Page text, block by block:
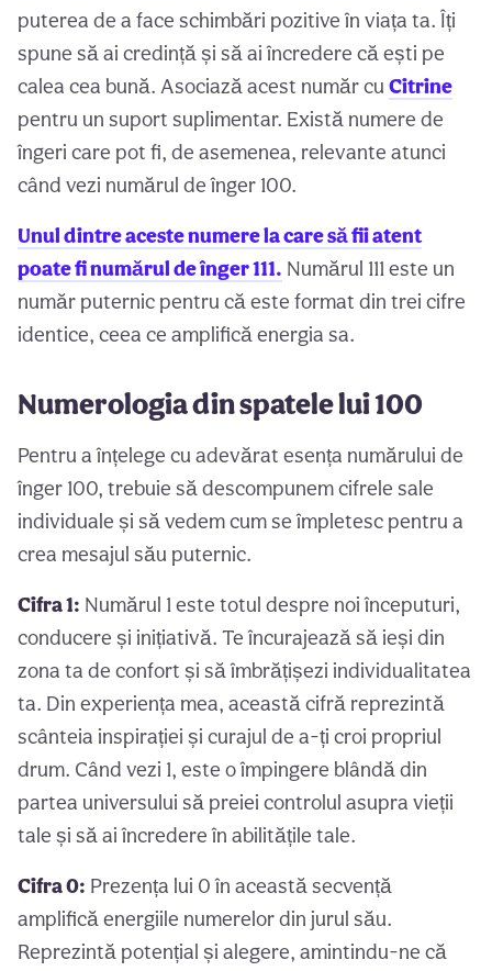
puterea de a face schimbări pozitive în viața ta. Îți
spune să ai credință și să ai încredere că ești pe
calea cea bună. Asociază acest număr cu Citrine
pentru un suport suplimentar. Există numere de
îngeri care pot fi, de asemenea, relevante atunci
când vezi numărul de înger 100.
Unul dintre aceste numere la care să fii atent
poate fi numărul de înger 111. Numărul 111 este un
număr puternic pentru că este format din trei cifre
identice, ceea ce amplifică energia sa.
Numerologia din spatele lui 100
Pentru a înțelege cu adevărat esența numărului de
înger 100, trebuie să descompunem cifrele sale
individuale și să vedem cum se împletesc pentru a
crea mesajul său puternic.
Cifra 1: Numărul 1 este totul despre noi începuturi,
conducere și inițiativă. Te încurajează să ieși din
zona ta de confort și să îmbrățișezi individualitatea
ta. Din experiența mea, această cifră reprezintă
scânteia inspirației și curajul de a-ți croi propriul
drum. Când vezi 1, este o împingere blândă din
partea universului să preiei controlul asupra vieții
tale și să ai încredere în abilitățile tale.
Cifra 0: Prezența lui 0 în această secvență
amplifică energiile numerelor din jurul său.
Reprezintă potențial și alegere, amintindu-ne că